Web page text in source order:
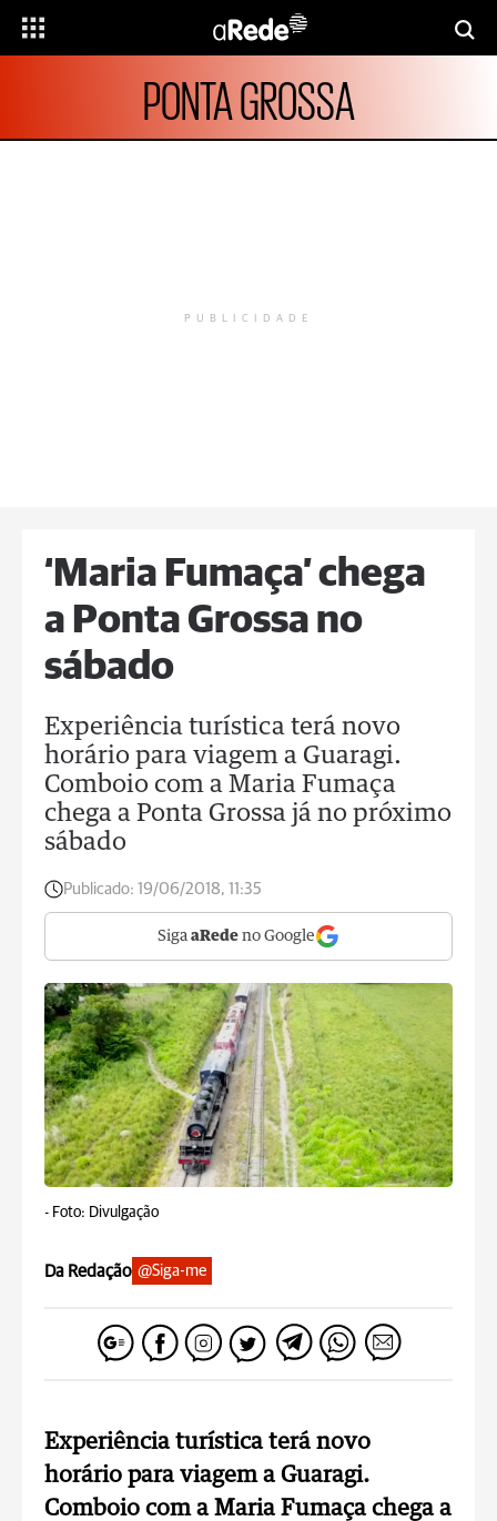
PONTA GROSSA
PUBLICIDADE
‘Maria Fumaça’ chega
a Ponta Grossa no
sábado
Experiência turística terá novo
horário para viagem a Guaragi.
Comboio com a Maria Fumaça
chega a Ponta Grossa já no próximo
sábado
Publicado: 19/06/2018, 11:35
Siga aRede no Google
- Foto: Divulgação
Da Redação @Siga-me
Experiência turística terá novo
horário para viagem a Guaragi.
Comboio com a Maria Fumaça chega a